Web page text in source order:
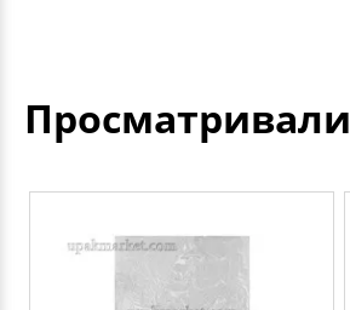
Просматривали